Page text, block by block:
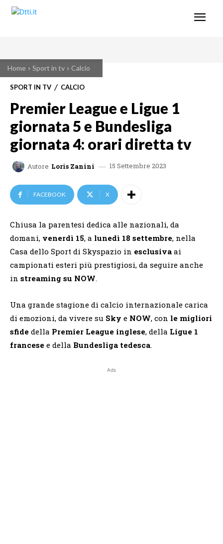
Home Sport in tv Calcio
SPORT IN TV CALCIO
Premier League e Ligue 1
giornata 5 e Bundesliga
giornata 4: orari diretta tv
Autore Loris Zanini 15 Settembre 2023
FACEBOOK X
Chiusa la parentesi dedica alle nazionali, da
domani, venerdì 15, a lunedì 18 settembre, nella
Casa dello Sport di Skyspazio in esclusiva ai
campionati esteri più prestigiosi, da seguire anche
in streaming su NOW.
Una grande stagione di calcio internazionale carica
di emozioni, da vivere su Sky e NOW, con le migliori
sfide della Premier League inglese, della Ligue 1
francese e della Bundesliga tedesca.
Ads